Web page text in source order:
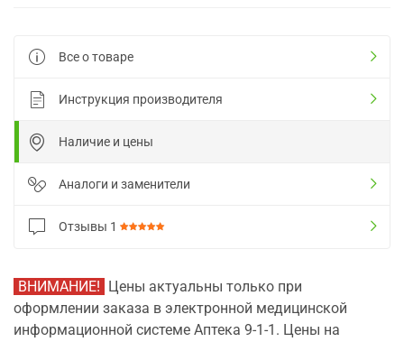
Все о товаре
Инструкция производителя
Наличие и цены
Аналоги и заменители
Отзывы 1
ВНИМАНИЕ! Цены актуальны только при
оформлении заказа в электронной медицинской
информационной системе Аптека 9-1-1. Цены на